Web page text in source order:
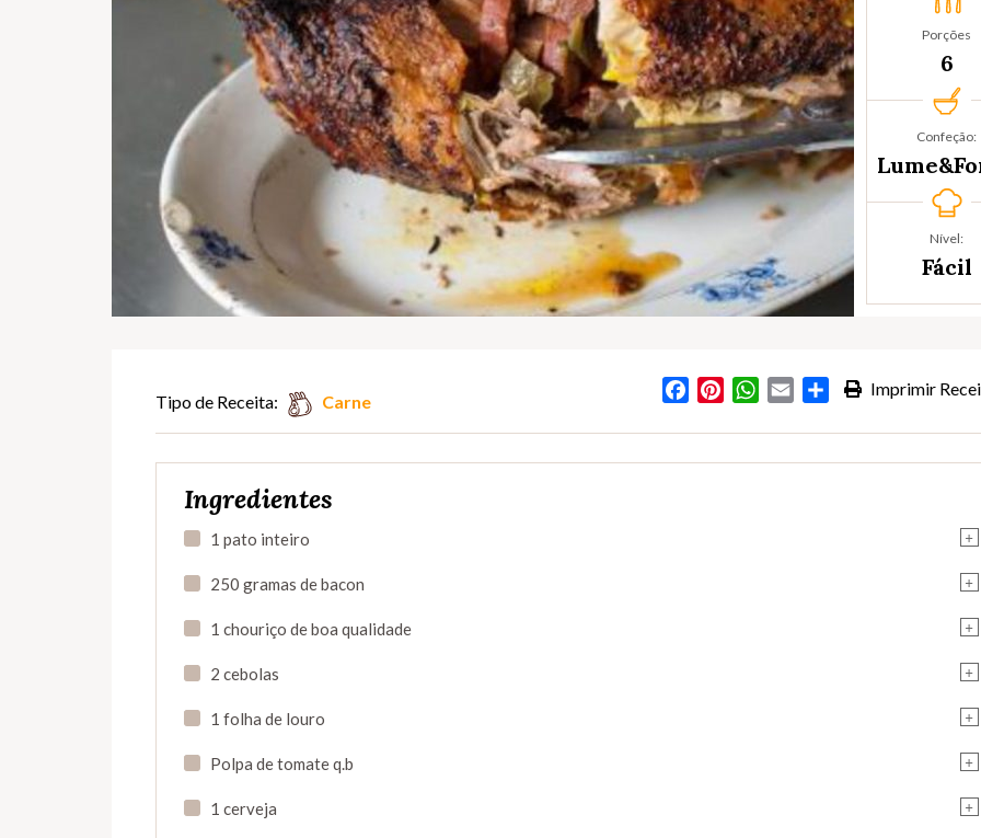
Porções
6
Confeção:
Nível:
Fácil
Imprimir
FacebookPinterestWhatsApp
Email Partilhar
Tipo de Receita: Carne
Ingredientes
+
1 pato inteiro
+
250 gramas de bacon
+
1 chouriço de boa qualidade
+
2 cebolas
+
1 folha de louro
+
Polpa de tomate q.b
+
1 cerveja